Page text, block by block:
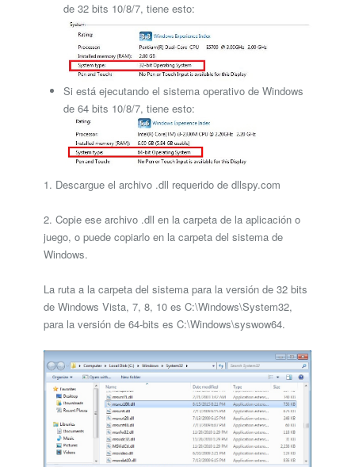
de 32 bits 10/8/7, tiene esto:
Si está ejecutando el sistema operativo de Windows
de 64 bits 10/8/7, tiene esto:
1. Descargue el archivo .dll requerido de dllspy.com
2. Copie ese archivo .dll en la carpeta de la aplicación o
juego, o puede copiarlo en la carpeta del sistema de
Windows.
La ruta a la carpeta del sistema para la versión de 32 bits
de Windows Vista, 7, 8, 10 es C:\Windows\System32,
para la versión de 64-bits es C:\Windows\syswow64.